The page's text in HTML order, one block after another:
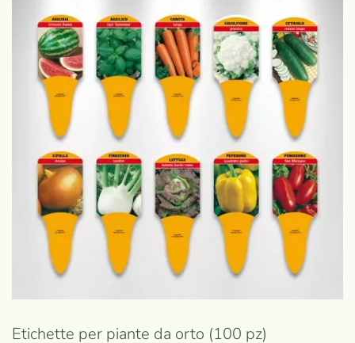
Etichette per piante da orto (100 pz)